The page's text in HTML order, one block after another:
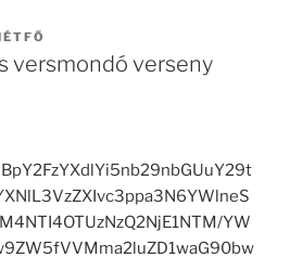
versmondó verseny
YW